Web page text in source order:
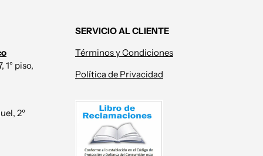
1° piso,
2º
SERVICIO AL CLIENTE
Términos y Condiciones
Política de Privacidad